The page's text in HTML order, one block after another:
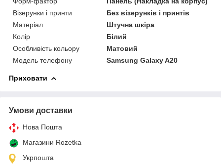
Візерунки і принти
Без візерунків і принтів
Матеріал
Штучна шкіра
Колір
Білий
Особливість кольору
Матовий
Модель телефону
Samsung Galaxy A20
Приховати
Умови доставки
Нова Пошта
Магазини Rozetka
Укрпошта